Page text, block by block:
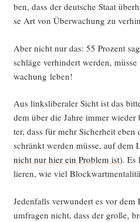
ben, dass der deut­sche Staat
se Art von Über­wa­chung zu
Aber nicht nur das: 55 Pro­zent
schlä­ge ver­hin­dert wer­den,
wa­chung leben!
Aus links­li­be­ra­ler Sicht ist das
dem über die Jah­re immer
ter, dass für mehr Sicher­heit
schränkt wer­den müs­se, auf dem
nicht nur hier ein Pro­blem ist). Es
lie­ren, wie viel
Jeden­falls ver­wun­dert es vor
um­fra­gen nicht, dass der gro­ße,